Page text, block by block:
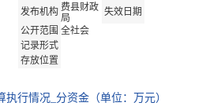
发布机构费县财政
局
失效日期
公开范围全社会
记录形式
存放位置
执行情况_分资金（单位：万元）